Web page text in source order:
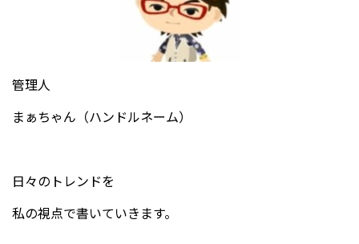
管理人
まぁちゃん（ハンドルネーム）
日々のトレンドを
私の視点で書いていきます。